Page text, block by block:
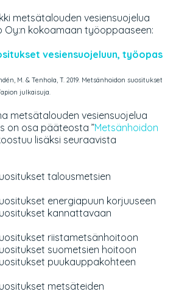
metsätalouden vesiensuojelua
Oy:n kokoamaan työoppaaseen:
vesiensuojeluun, työopas
M. & Tenhola, T. 2019. Metsänhoidon suositukset
julkaisuja.
metsätalouden vesiensuojelua
on osa pääteosta ”Metsänhoidon
lisäksi seuraavista
talousmetsien
energiapuun korjuuseen
kannattavaan
riistametsänhoitoon
suometsien hoitoon
puukauppakohteen
metsäteiden